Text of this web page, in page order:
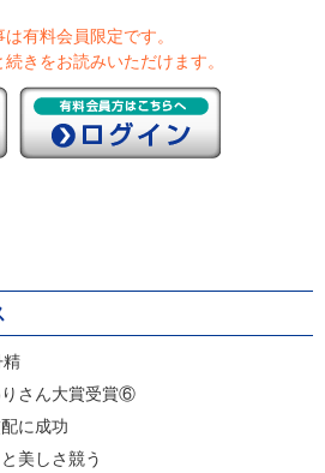
は有料会員限定です。
きをお読みいただけます。
精
さん大賞受賞⑥
に成功
美しさ競う